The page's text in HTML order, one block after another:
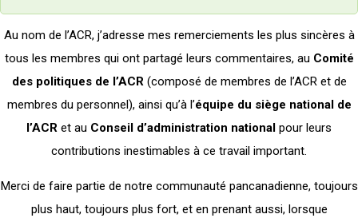
Au nom de l’ACR, j’adresse mes remerciements les plus sincères à
tous les membres qui ont partagé leurs commentaires, au Comité
des politiques de l’ACR(composé de membres de l’ACR et de
membres du personnel), ainsi qu’à l’équipe du siège national de
l’ACR et au Conseil d’administration national pour leurs
contributions inestimables à ce travail important.
Merci de faire partie de notre communauté pancanadienne, toujours
plus haut, toujours plus fort, et en prenant aussi, lorsque